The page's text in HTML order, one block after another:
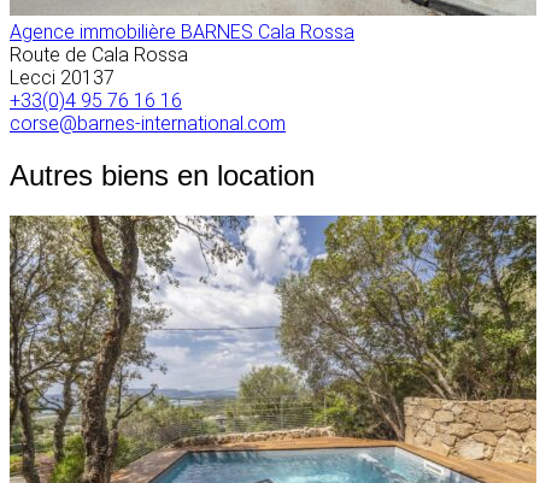
Agence immobilière BARNES Cala Rossa
Route de Cala Rossa
Lecci 20137
+33(0)4 95 76 16 16
corse@barnes-international.com
Autres biens en location